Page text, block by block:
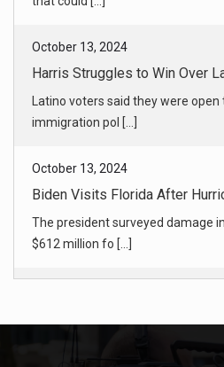
immigration pol [...]
October 13, 2024
Biden Visits Florida After
The president surveyed damage
$612 million fo [...]
October 13, 2024
Helene in North Carolina and
different sto [...]
SpaceX Launches Starship